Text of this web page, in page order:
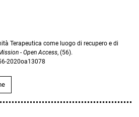
Terapeutica come luogo di recupero e di
- Open Access, (56).
2020oa13078